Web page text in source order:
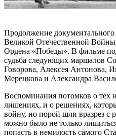
Продолжение
Великой Отечественной
Ордена «Победы». В фильме
судьба следующих маршалов
Говорова, Алексея Антонова,
Мерецкова и Александра
Воспоминания потомков о тех
лишениях, и о решениях,
войну, но порой шли вразрез
можно было не только
попасть в немилость самого